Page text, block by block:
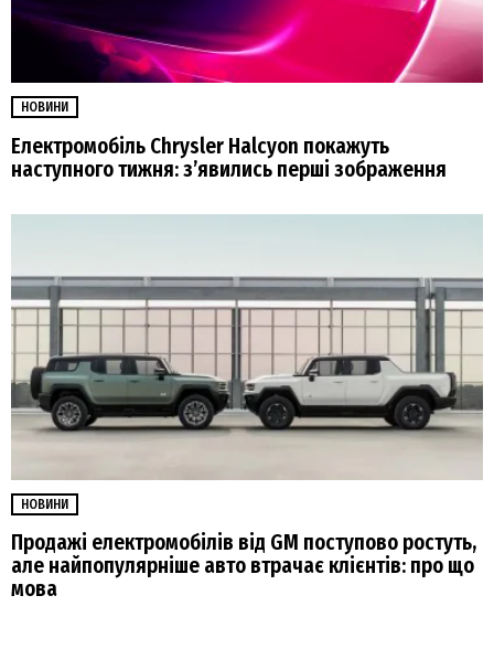
НОВИНИ
Електромобіль Chrysler Halcyon покажуть
наступного тижня: з’явились перші зображення
НОВИНИ
Продажі електромобілів від GM поступово ростуть,
але найпопулярніше авто втрачає клієнтів: про що
мова